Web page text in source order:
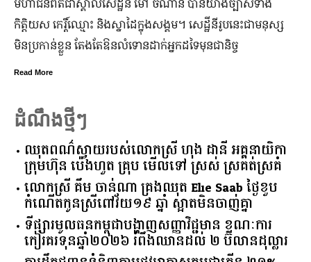
មហាជន​ពិតជា​ស្គាល់​សេដ្ឋី​នី ម៉ៅ ចំណាន បាន​យ៉ាង​ច្បាស់​ទាំង​
កិត្តិយស កេរ្តិ៍ឈ្មោះ និង​ស្នាដៃ​ក្នុង​សង្គម។ សេដ្ឋី​នី​រូប​នេះ​ជា​មនុស្ស​
មិន​ប្រកាន់​ខ្លួន តែងតែ​ឱនលំទោន​ដាក់​អ្នក​ដទៃ​មុន​ជានិច្ច
Read More
ដំណឹងថ្មីៗ
ឈុតពណ៌ស្វាយរបស់លោកស្រី ហុង ដានី អគ្គ​នាយិកា​
ក្រុមហ៊ុន ប៉េងហួត គ្រុប មើលទៅ ស្រស់ ស្រគត់ស្រគំ
លោកស្រី គឹម ចាន់ណា គ្រងឈុត Elie Saab ថ្ងៃខួប
កំណើតកូនស្រីពៅវ័យ១៩ ឆ្នាំ ស្អាតមិនចាញ់គ្នា
ទីផ្សារ​មូលធន​កម្ពុជា​បង្ហាញ​សញ្ញា​វិជ្ជមាន​ ​ខណៈ​ការ​
កៀរគរ​ទុន​ឆ្នាំ​២០២៦​ ​រំពឹង​ឈានដល់​ ​២​ ​ប៊ីលាន​ដុល្លារ​